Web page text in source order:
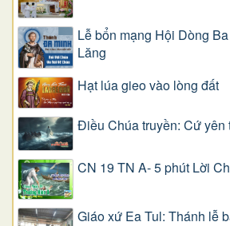
Lễ bổn mạng Hội Dòng
Lăng
Hạt lúa gieo vào lòng đất
Điều Chúa truyền: Cứ yên
CN 19 TN A- 5 phút Lời
Giáo xứ Ea Tul: Thánh lễ